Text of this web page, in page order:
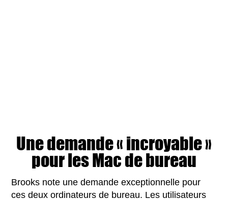
Une demande « incroyable »
pour les Mac de bureau
Brooks note une demande exceptionnelle pour
ces deux ordinateurs de bureau. Les utilisateurs